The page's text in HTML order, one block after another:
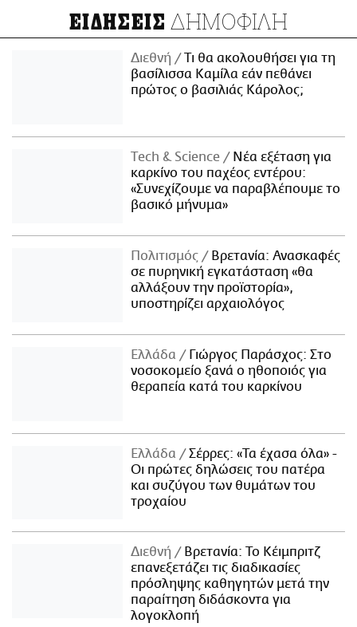
ΕΙΔΗΣΕΙΣ ΔΗΜΟΦΙΛΗ
Διεθνή
Τι θα ακολουθήσει για τη
βασίλισσα Καμίλα εάν πεθάνει
πρώτος ο βασιλιάς Κάρολος;
Τech & Science
Νέα εξέταση για
καρκίνο του παχέος εντέρου:
«Συνεχίζουμε να παραβλέπουμε το
βασικό μήνυμα»
Πολιτισμός
Βρετανία: Ανασκαφές
σε πυρηνική εγκατάσταση «θα
αλλάξουν την προϊστορία»,
υποστηρίζει αρχαιολόγος
Ελλάδα
Γιώργος Παράσχος: Στο
νοσοκομείο ξανά ο ηθοποιός για
θεραπεία κατά του καρκίνου
Ελλάδα
Σέρρες: «Τα έχασα όλα» -
Οι πρώτες δηλώσεις του πατέρα
και συζύγου των θυμάτων του
τροχαίου
Διεθνή
Βρετανία: Το Κέιμπριτζ
επανεξετάζει τις διαδικασίες
πρόσληψης καθηγητών μετά την
παραίτηση διδάσκοντα για
λογοκλοπή